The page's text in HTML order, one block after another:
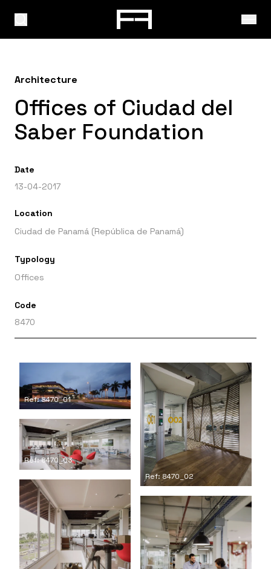
Architecture
Offices of Ciudad del
Saber Foundation
Date
13-04-2017
Location
Ciudad de Panamá (República de Panamá)
Typology
Offices
Code
8470
Ref: 8470_01
Ref: 8470_02
Ref: 8470_03